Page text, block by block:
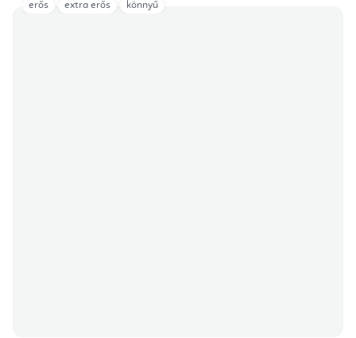
erős extra erős könnyű